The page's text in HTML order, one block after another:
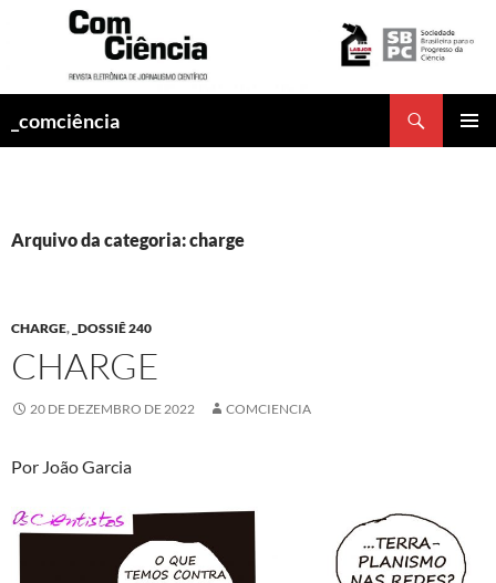
_comciência
Arquivo da categoria: charge
CHARGE, _DOSSIÊ 240
CHARGE
20 DE DEZEMBRO DE 2022 COMCIENCIA
Por João Garcia